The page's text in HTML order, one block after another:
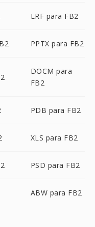
LRF para FB2
PPTX para FB2
DOCM para
FB2
PDB para FB2
XLS para FB2
PSD para FB2
ABW para FB2